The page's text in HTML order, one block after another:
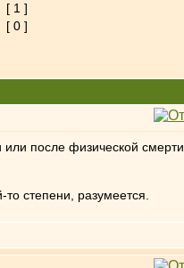
[ 1 ]
[ 0 ]
или после физической смерти.
степени, разумеется.